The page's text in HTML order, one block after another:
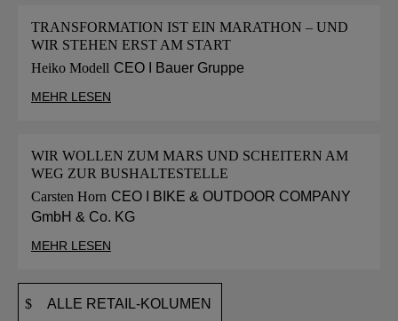
TRANSFORMATION IST EIN MARATHON – UND
WIR STEHEN ERST AM START
Heiko Modell CEO I Bauer Gruppe
MEHR LESEN
WIR WOLLEN ZUM MARS UND SCHEITERN AM
WEG ZUR BUSHALTESTELLE
Carsten Horn CEO I BIKE & OUTDOOR COMPANY
GmbH & Co. KG
MEHR LESEN
ALLE RETAIL-KOLUMEN